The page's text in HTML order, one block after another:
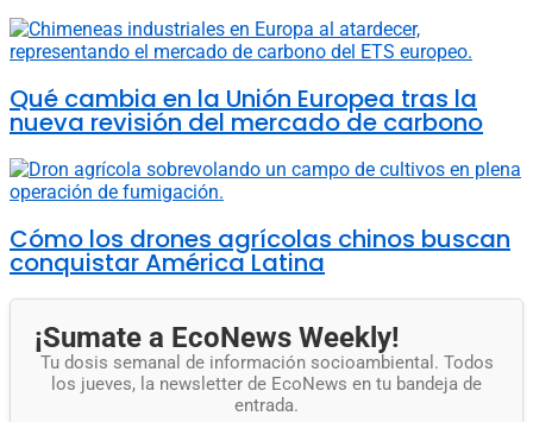
Qué cambia en la Unión Europea tras la
nueva revisión del mercado de carbono
Cómo los drones agrícolas chinos buscan
conquistar América Latina
¡Sumate a EcoNews Weekly!
Tu dosis semanal de información socioambiental. Todos
los jueves, la newsletter de EcoNews en tu bandeja de
entrada.